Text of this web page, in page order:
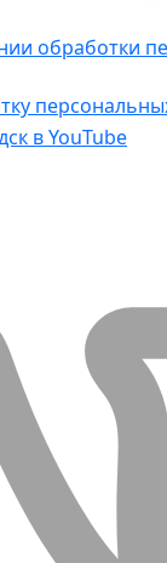
обработки